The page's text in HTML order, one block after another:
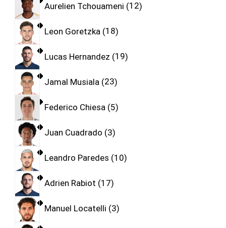
Aurelien Tchouameni 12
Leon Goretzka 18
Lucas Hernandez 19
Jamal Musiala 23
Federico Chiesa 5
Juan Cuadrado 3
Leandro Paredes 10
Adrien Rabiot 17
Manuel Locatelli 3